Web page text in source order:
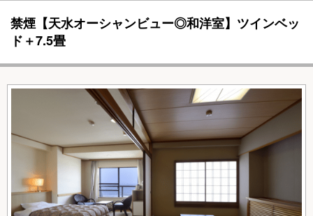
禁煙【天水オーシャンビュー◎和洋室】ツインベッ
ド＋7.5畳